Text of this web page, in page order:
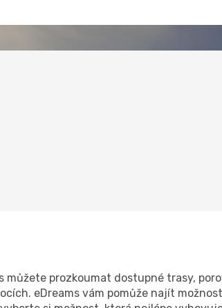
prozkoumat dostupné trasy,
eDreams vám pomůže najít